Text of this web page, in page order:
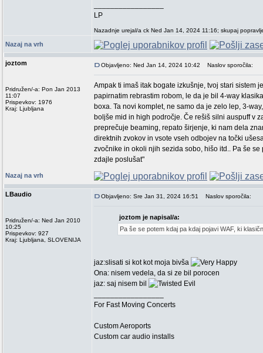
LP
Nazadnje urejal/a ck Ned Jan 14, 2024 11:16; skupaj
Nazaj na vrh
joztom
Pridružen/-a: Pon Jan 2013
11:07
Prispevkov: 1976
Kraj: Ljubljana
Objavljeno: Ned Jan 14, 2024 10:42 Naslov sporočila:
Ampak ti imaš itak bogate izkušnje, tvoj stari sistem
papirnatim rebrastim robom, le da je bil 4-way
boxa. Ta novi komplet, ne samo da je zelo lep, 3-
boljše mid in high področje. Če rešiš silni auspuff v
preprečuje beaming, repato širjenje, ki nam dela
direktnih zvokov in vsote vseh odbojev na točki
zvočnike in okoli njih sezida sobo, hišo itd.. Pa še
zdajle poslušat"
Nazaj na vrh
LBaudio
Pridružen/-a: Ned Jan 2010
10:25
Prispevkov: 927
Kraj: Ljubljana, SLOVENIJA
Objavljeno: Sre Jan 31, 2024 16:51 Naslov sporočila:
joztom je napisal/a:
Pa še se potem kdaj pa kdaj pojavi WAF, ki
jaz:slisati si kot kot moja bivša
Ona: nisem vedela, da si ze bil porocen
jaz: saj nisem bil
For Fast Moving Concerts
Custom Aeroports
Custom car audio installs